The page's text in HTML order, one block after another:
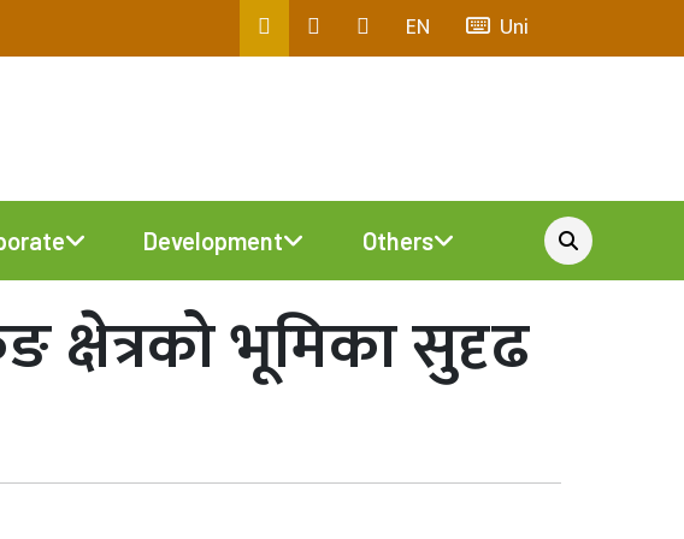
EN Uni
Development Others
क्षेत्रको भूमिका सुदृढ